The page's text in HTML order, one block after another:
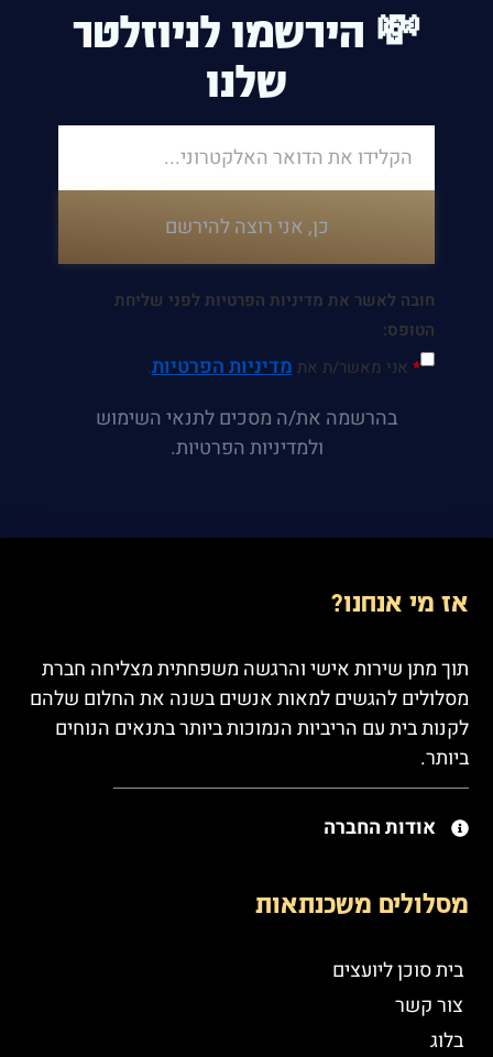
💸 הירשמו לניוזלטר
שלנו
כן, אני רוצה להירשם
חובה לאשר את מדיניות הפרטיות לפני שליחת
הטופס:
* אני מאשר/ת את מדיניות הפרטיות.
בהרשמה את/ה מסכים לתנאי השימוש
ולמדיניות הפרטיות.
אז מי אנחנו?
תוך מתן שירות אישי והרגשה משפחתית מצליחה חברת
מסלולים להגשים למאות אנשים בשנה את החלום שלהם
לקנות בית עם הריביות הנמוכות ביותר בתנאים הנוחים
ביותר.
אודות החברה
מסלולים משכנתאות
בית סוכן ליועצים
צור קשר
בלוג